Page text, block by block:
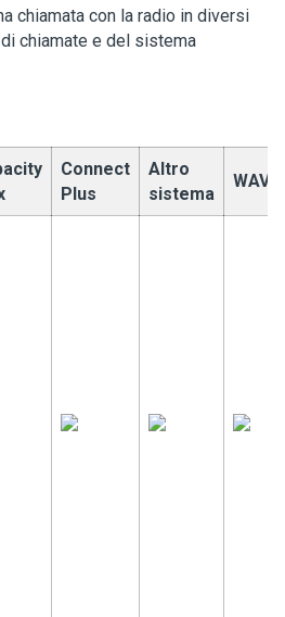
chiamata con la radio in diversi
chiamate e del sistema
Connect
Plus
Altro
sistema
WAVE